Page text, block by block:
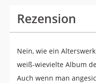
Rezension
Nein, wie ein
weiß-wievielte Album
Auch wenn man